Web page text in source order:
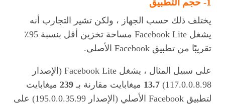
يختلف ذلك حسب الجهاز ، ولكن تشير التجارب أنه
يشغل Facebook Lite مساحة تخزين أقل بنسبة 95٪
تقريبًا من تطبيق Facebook الأصلي.
على سبيل المثال ، يشغل Facebook Lite (الإصدار
117.0.0.8.98)
13.7 ميغابايت مقارنة بـ 239 ميغابايت
لتطبيق Facebook الأصلي (الإصدار 195.0.0.35.99) على